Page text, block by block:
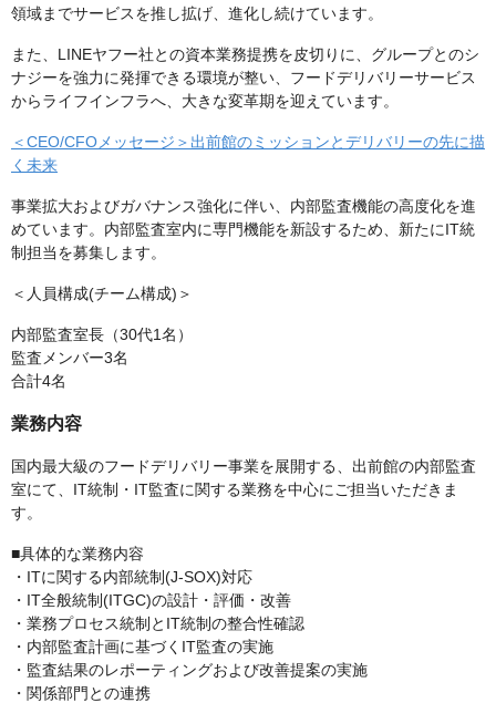
領域までサービスを推し拡げ、進化し続けています。
また、LINEヤフー社との資本業務提携を皮切りに、グループとのシ
ナジーを強力に発揮できる環境が整い、フードデリバリーサービス
からライフインフラへ、大きな変革期を迎えています。
＜CEO/CFOメッセージ＞出前館のミッションとデリバリーの先に描
く未来
事業拡大およびガバナンス強化に伴い、内部監査機能の高度化を進
めています。内部監査室内に専門機能を新設するため、新たにIT統
制担当を募集します。
＜人員構成(チーム構成)＞
内部監査室長（30代1名）
監査メンバー3名
合計4名
業務内容
国内最大級のフードデリバリー事業を展開する、出前館の内部監査
室にて、IT統制・IT監査に関する業務を中心にご担当いただきま
す。
■具体的な業務内容
・ITに関する内部統制(J-SOX)対応
・IT全般統制(ITGC)の設計・評価・改善
・業務プロセス統制とIT統制の整合性確認
・内部監査計画に基づくIT監査の実施
・監査結果のレポーティングおよび改善提案の実施
・関係部門との連携